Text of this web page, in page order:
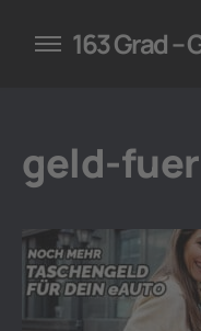
für
163 Grad
geld-